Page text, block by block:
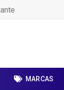
MARCAS